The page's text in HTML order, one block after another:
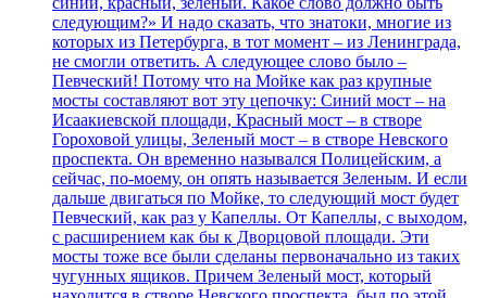
следующим?» И надо сказать, что знатоки, многие из
которых из Петербурга, в тот момент – из Ленинграда,
не смогли ответить. А следующее слово было –
Певческий! Потому что на Мойке как раз крупные
мосты составляют вот эту цепочку: Синий мост – на
Исаакиевской площади, Красный мост – в створе
Гороховой улицы, Зеленый мост – в створе Невского
проспекта. Он временно назывался Полицейским, а
сейчас, по-моему, он опять называется Зеленым. И если
дальше двигаться по Мойке, то следующий мост будет
Певческий, как раз у Капеллы. От Капеллы, с выходом,
с расширением как бы к Дворцовой площади. Эти
мосты тоже все были сделаны первоначально из таких
чугунных ящиков. Причем Зеленый мост, который